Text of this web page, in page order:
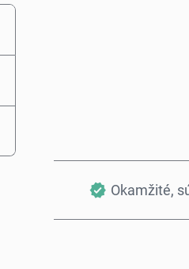
Okamžité,